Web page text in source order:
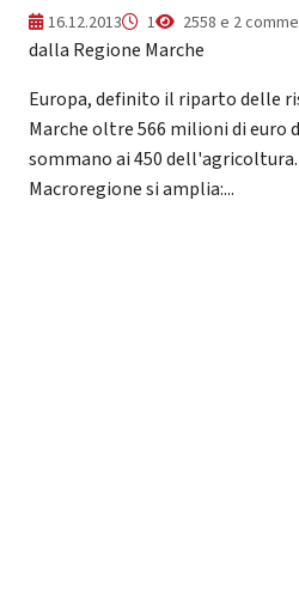
16.12.2013 1 2558 e 2
dalla Regione Marche
Europa, definito il riparto delle
Marche oltre 566 milioni di euro
sommano ai 450
Macroregione si amplia:...